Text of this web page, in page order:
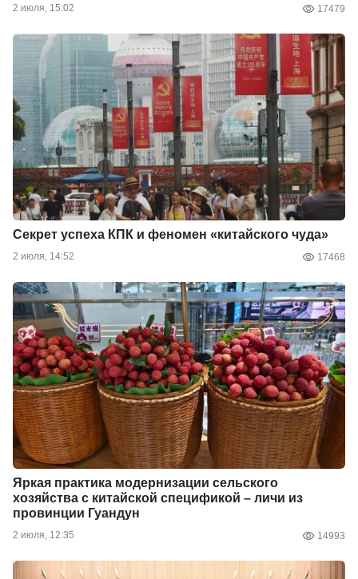
2 июля, 15:02 17479
Секрет успеха КПК и феномен «китайского чуда»
2 июля, 14:52 17468
Яркая практика модернизации сельского
хозяйства с китайской спецификой – личи из
провинции Гуандун
2 июля, 12:35 14993